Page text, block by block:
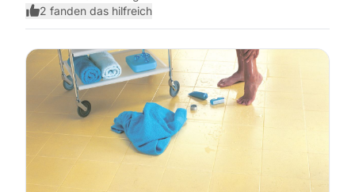
2 fanden das hilfreich